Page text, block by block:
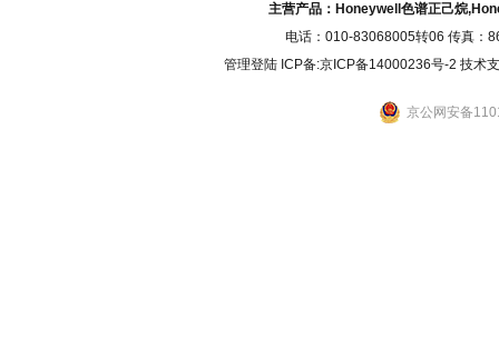
主营产品：Honeywell色谱正己烷
电话：010-83068005转06 传真：
管理登陆ICP备:京ICP备14000236号-2 技术
京公网安备